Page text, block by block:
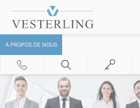
A PROPOS DE NOUS